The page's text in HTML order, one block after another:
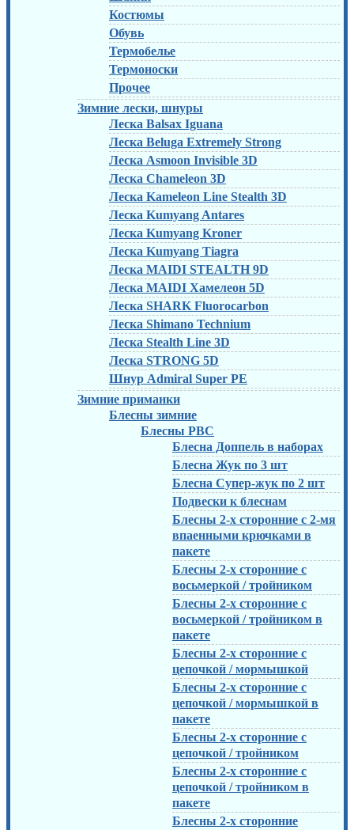
Костюмы
Обувь
Термобелье
Термоноски
Прочее
Зимние лески, шнуры
Леска Balsax Iguana
Леска Beluga Extremely Strong
Леска Asmoon Invisible 3D
Леска Chameleon 3D
Леска Kameleon Line Stealth 3D
Леска Kumyang Antares
Леска Kumyang Kroner
Леска Kumyang Tiagra
Леска MAIDI STEALTH 9D
Леска MAIDI Хамелеон 5D
Леска SHARK Fluorocarbon
Леска Shimano Technium
Леска Stealth Line 3D
Леска STRONG 5D
Шнур Admiral Super PE
Зимние приманки
Блесны зимние
Блесны РВС
Блесна Доппель в наборах
Блесна Жук по 3 шт
Блесна Супер-жук по 2 шт
Подвески к блеснам
Блесны 2-х сторонние с 2-мя
впаенными крючками в
пакете
Блесны 2-х сторонние с
восьмеркой / тройником
Блесны 2-х сторонние с
восьмеркой / тройником в
пакете
Блесны 2-х сторонние с
цепочкой / мормышкой
Блесны 2-х сторонние с
цепочкой / мормышкой в
пакете
Блесны 2-х сторонние с
цепочкой / тройником
Блесны 2-х сторонние с
цепочкой / тройником в
пакете
Блесны 2-х сторонние